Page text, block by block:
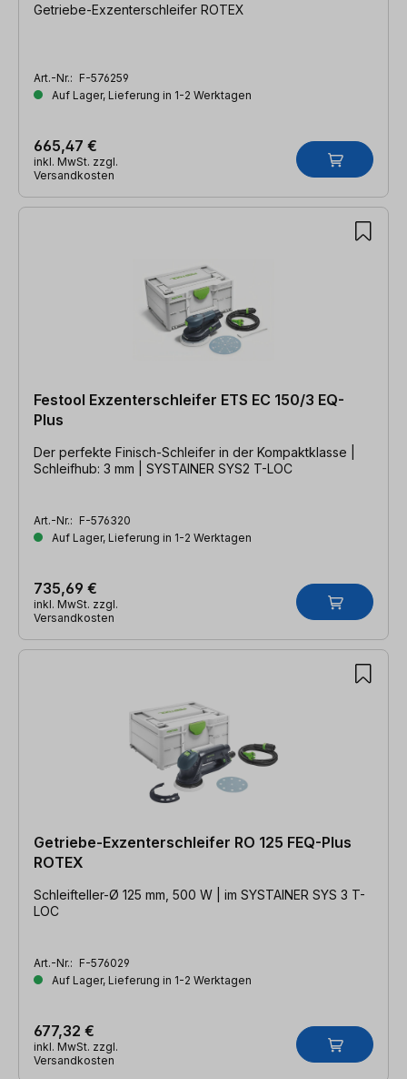
Getriebe-Exzenterschleifer ROTEX
Art.-Nr.: F-576259
Auf Lager, Lieferung in 1-2 Werktagen
665,47 €
inkl. MwSt. zzgl.
Versandkosten
Festool Exzenterschleifer ETS EC 150/3 EQ-
Plus
Der perfekte Finisch-Schleifer in der Kompaktklasse |
Schleifhub: 3 mm | SYSTAINER SYS2 T-LOC
Art.-Nr.: F-576320
Auf Lager, Lieferung in 1-2 Werktagen
735,69 €
inkl. MwSt. zzgl.
Versandkosten
Getriebe-Exzenterschleifer RO 125 FEQ-Plus
ROTEX
Schleifteller-Ø 125 mm, 500 W | im SYSTAINER SYS 3 T-
LOC
Art.-Nr.: F-576029
Auf Lager, Lieferung in 1-2 Werktagen
677,32 €
inkl. MwSt. zzgl.
Versandkosten